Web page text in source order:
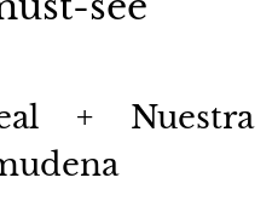
+ Nuestra